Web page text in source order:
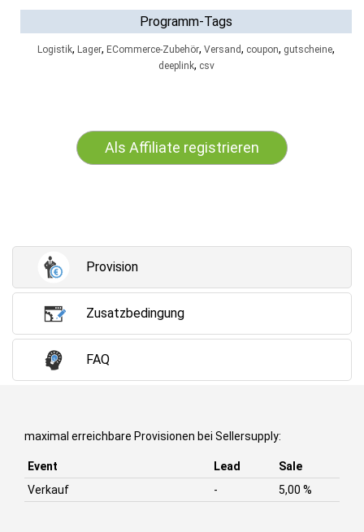
Programm-Tags
Logistik, Lager, ECommerce-Zubehör, Versand, coupon, gutscheine,
deeplink, csv
Als Affiliate registrieren
Provision
Zusatzbedingung
FAQ
maximal erreichbare Provisionen bei Sellersupply:
Event Lead
Sale
Verkauf
- 5,00 %